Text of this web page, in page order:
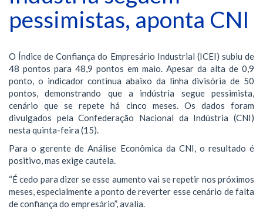
pessimistas, aponta CNI
O Índice de Confiança do Empresário Industrial (ICEI) subiu de
48 pontos para 48,9 pontos em maio. Apesar da alta de 0,9
ponto, o indicador continua abaixo da linha divisória de 50
pontos, demonstrando que a indústria segue pessimista,
cenário que se repete há cinco meses. Os dados foram
divulgados pela Confederação Nacional da Indústria (CNI)
nesta quinta-feira (15).
Para o gerente de Análise Econômica da CNI, o resultado é
positivo, mas exige cautela.
“É cedo para dizer se esse aumento vai se repetir nos próximos
meses, especialmente a ponto de reverter esse cenário de falta
de confiança do empresário”, avalia.